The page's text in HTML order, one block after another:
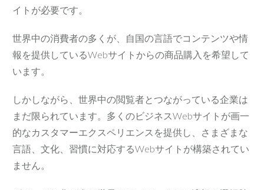
イトが必要です。
世界中の消費者の多くが、自国の言語でコンテンツや情
報を提供しているWebサイトからの商品購入を希望して
います。
しかしながら、世界中の閲覧者とつながっている企業は
まだ限られています。多くのビジネスWebサイトが画一
的なカスタマーエクスペリエンスを提供し、さまざまな
言語、文化、習慣に対応するWebサイトが構築されてい
ません。